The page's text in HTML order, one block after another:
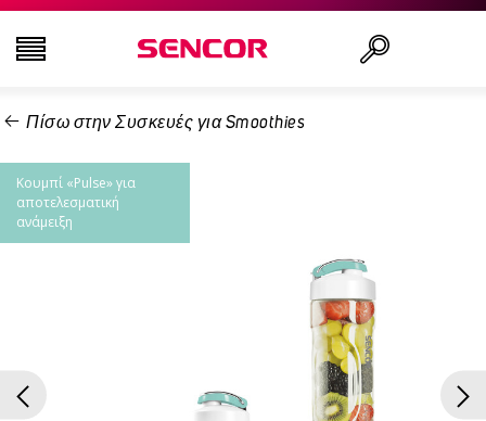
ΤΗΛΕΟΡΆΣΕΙΣ
ΕΙΚΌΝΑ & ΉΧΟΣ
ΥΓΕΊΑ ΚΑΙ ΟΜΟΡΦΙΆ
Πίσω στην Συσκευές για Smoothies
Κουμπί «Pulse» για
αποτελεσματική
ανάμειξη